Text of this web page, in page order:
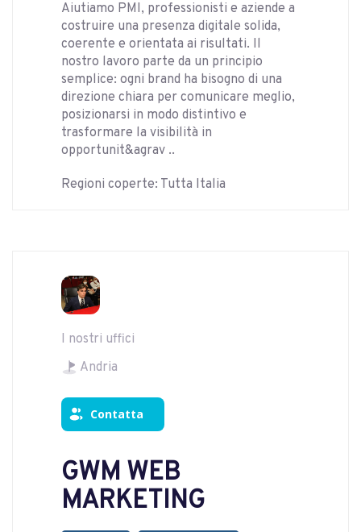
Aiutiamo PMI, professionisti e aziende a
costruire una presenza digitale solida,
coerente e orientata ai risultati. Il
nostro lavoro parte da un principio
semplice: ogni brand ha bisogno di una
direzione chiara per comunicare meglio,
posizionarsi in modo distintivo e
trasformare la visibilità in
opportunit&agrav ..
Regioni coperte: Tutta Italia
I nostri uffici
Andria
Contatta
GWM WEB
MARKETING